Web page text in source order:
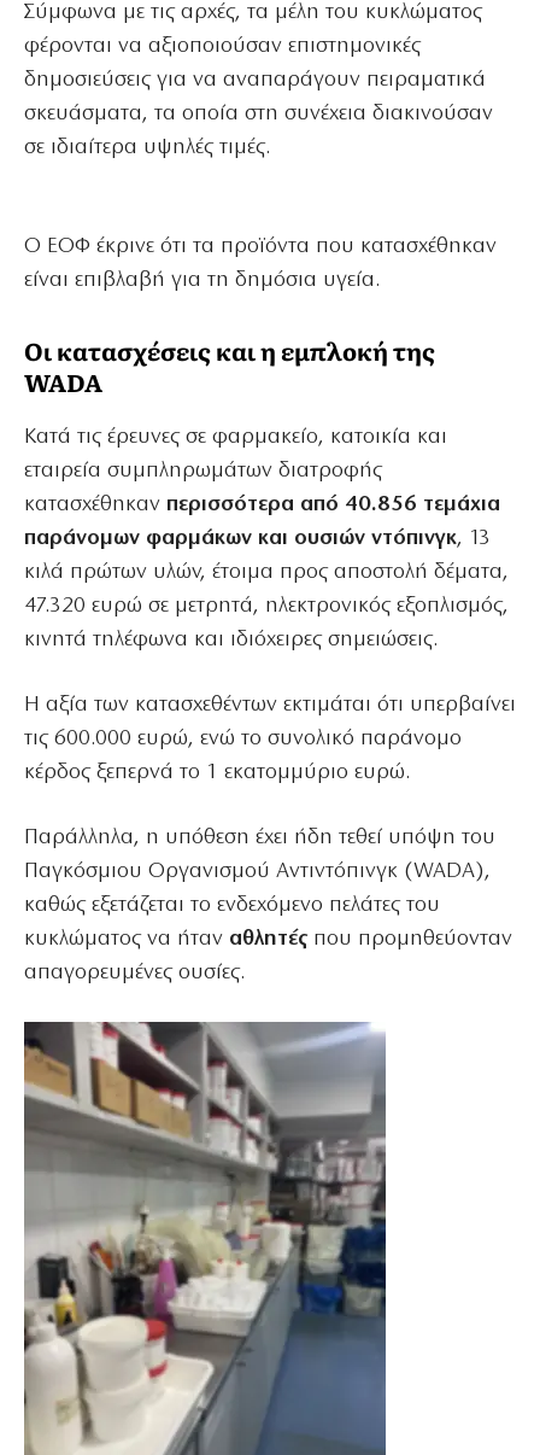
Σύμφωνα με τις αρχές, τα μέλη του κυκλώματος
φέρονται να αξιοποιούσαν επιστημονικές
δημοσιεύσεις για να αναπαράγουν πειραματικά
σκευάσματα, τα οποία στη συνέχεια διακινούσαν
σε ιδιαίτερα υψηλές τιμές.
Ο ΕΟΦ έκρινε ότι τα προϊόντα που κατασχέθηκαν
είναι επιβλαβή για τη δημόσια υγεία.
Οι κατασχέσεις και η εμπλοκή της
WADA
Κατά τις έρευνες σε φαρμακείο, κατοικία και
εταιρεία συμπληρωμάτων διατροφής
κατασχέθηκαν περισσότερα από 40.856 τεμάχια
παράνομων φαρμάκων και ουσιών ντόπινγκ, 13
κιλά πρώτων υλών, έτοιμα προς αποστολή δέματα,
47.320 ευρώ σε μετρητά, ηλεκτρονικός εξοπλισμός,
κινητά τηλέφωνα και ιδιόχειρες σημειώσεις.
Η αξία των κατασχεθέντων εκτιμάται ότι υπερβαίνει
τις 600.000 ευρώ, ενώ το συνολικό παράνομο
κέρδος ξεπερνά το 1 εκατομμύριο ευρώ.
Παράλληλα, η υπόθεση έχει ήδη τεθεί υπόψη του
Παγκόσμιου Οργανισμού Αντιντόπινγκ (WADA),
καθώς εξετάζεται το ενδεχόμενο πελάτες του
κυκλώματος να ήταν αθλητές που προμηθεύονταν
απαγορευμένες ουσίες.